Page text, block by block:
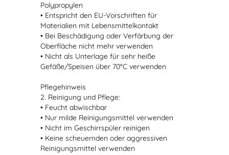
Polypropylen
• Entspricht den EU-Vorschriften für
Materialien mit Lebensmittelkontakt
• Bei Beschädigung oder Verfärbung der
Oberfläche nicht mehr verwenden
• Nicht als Unterlage für sehr heiße
Gefäße/Speisen über 70°C verwenden
Pflegehinweis
2. Reinigung und Pflege:
• Feucht abwischbar
• Nur milde Reinigungsmittel verwenden
• Nicht im Geschirrspüler reinigen
• Keine scheuernden oder aggressiven
Reinigungsmittel verwenden